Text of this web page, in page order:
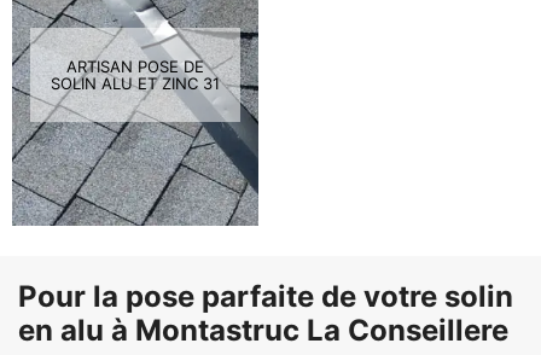
ARTISAN POSE DE
SOLIN ALU ET ZINC 31
Pour la pose parfaite de votre solin
en alu à Montastruc La Conseillere